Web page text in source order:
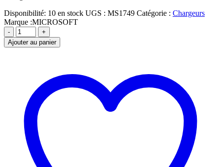
Disponibilité: 10 en stock UGS : MS1749 Catégorie : Chargeurs
Marque :MICROSOFT
-
+
Ajouter au panier